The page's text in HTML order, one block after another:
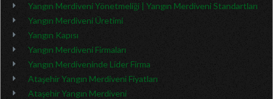
Yangın Merdiveni Yönetmeliği | Yangın Merdiveni Standartları
Yangın Merdiveni Üretimi
Yangın Kapısı
Yangın Merdiveni Firmaları
Yangın Merdiveninde Lider Firma
Ataşehir Yangın Merdiveni Fiyatları
Ataşehir Yangın Merdiveni